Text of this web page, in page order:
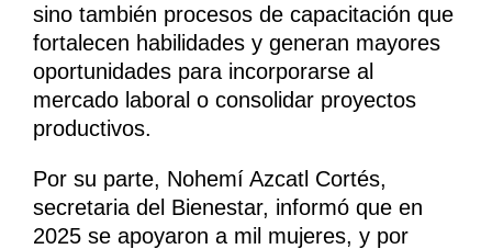
sino también procesos de capacitación que
fortalecen habilidades y generan mayores
oportunidades para incorporarse al
mercado laboral o consolidar proyectos
productivos.
Por su parte, Nohemí Azcatl Cortés,
secretaria del Bienestar, informó que en
2025 se apoyaron a mil mujeres, y por